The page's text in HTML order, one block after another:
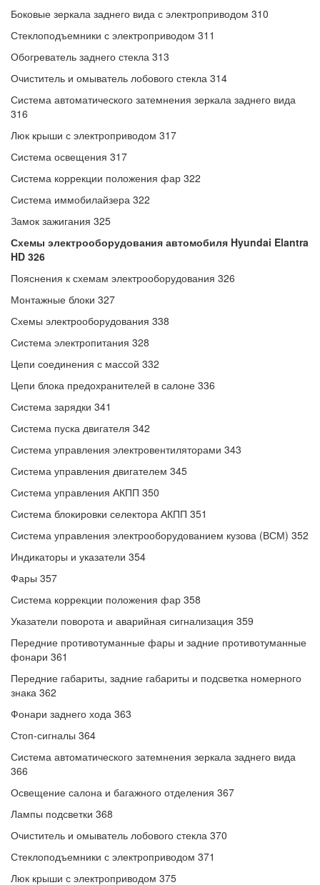
Боковые зеркала заднего вида с электроприводом 310
Стеклоподъемники с электроприводом 311
Обогреватель заднего стекла 313
Очиститель и омыватель лобового стекла 314
Система автоматического затемнения зеркала заднего вида
316
Люк крыши с электроприводом 317
Система освещения 317
Система коррекции положения фар 322
Система иммобилайзера 322
Замок зажигания 325
Схемы электрооборудования автомобиля Hyundai Elantra
HD 326
Пояснения к схемам электрооборудования 326
Монтажные блоки 327
Схемы электрооборудования 338
Система электропитания 328
Цепи соединения с массой 332
Цепи блока предохранителей в салоне 336
Система зарядки 341
Система пуска двигателя 342
Система управления электровентиляторами 343
Система управления двигателем 345
Система управления АКПП 350
Система блокировки селектора АКПП 351
Система управления электрооборудованием кузова (ВСМ) 352
Индикаторы и указатели 354
Фары 357
Система коррекции положения фар 358
Указатели поворота и аварийная сигнализация 359
Передние противотуманные фары и задние противотуманные
фонари 361
Передние габариты, задние габариты и подсветка номерного
знака 362
Фонари заднего хода 363
Стоп-сигналы 364
Система автоматического затемнения зеркала заднего вида
366
Освещение салона и багажного отделения 367
Лампы подсветки 368
Очиститель и омыватель лобового стекла 370
Стеклоподъемники с электроприводом 371
Люк крыши с электроприводом 375